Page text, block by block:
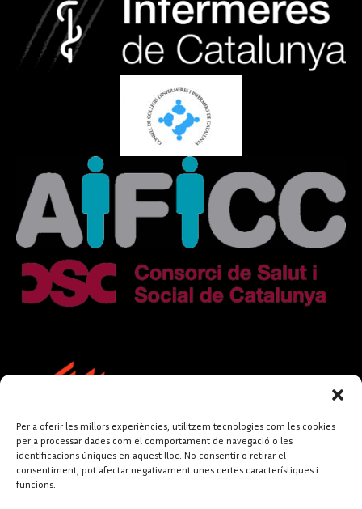
Per a oferir les millors experiències, utilitzem tecnologies com les cookies
per a processar dades com el comportament de navegació o les
identificacions úniques en aquest lloc. No consentir o retirar el
consentiment, pot afectar negativament unes certes característiques i
funcions.